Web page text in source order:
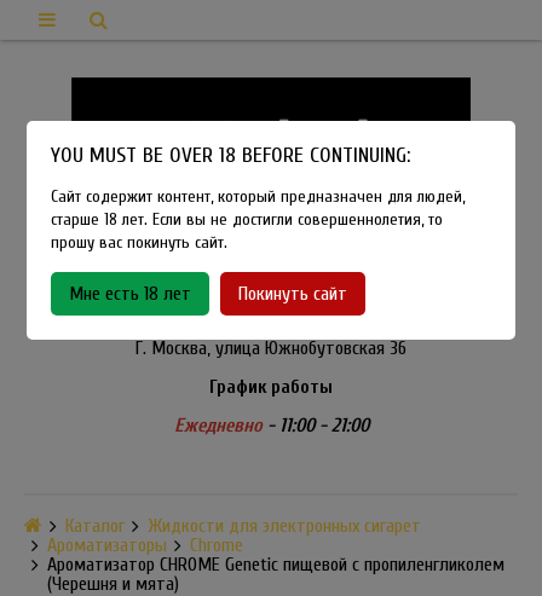
8-915-450-21-92
Розничный магазин Method Vapeshop
Г. Москва, улица Южнобутовская 36
График работы
Ежедневно- 11:00 - 21:00
Каталог
Жидкости для электронных сигарет
Ароматизаторы
Chrome
Ароматизатор CHROME Genetic пищевой с пропиленгликолем
(Черешня и мята)
YOU MUST BE OVER 18 BEFORE CONTINUING:
Сайт содержит контент, который предназначен для людей,
старше 18 лет. Если вы не достигли совершеннолетия, то
прошу вас покинуть сайт.
Мне есть 18 лет Покинуть сайт